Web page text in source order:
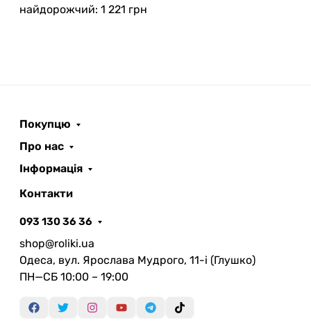
найдорожчий: 1 221 грн
Покупцю
Про нас
Інформація
Контакти
093 130 36 36
shop@roliki.ua
Одеса, вул. Ярослава Мудрого, 11-i (Глушко)
ПН—СБ 10:00 – 19:00